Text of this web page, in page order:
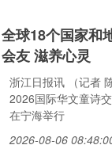
全球18个国家和
会友 滋养心灵
浙江日报讯 （记者
2026国际华文童诗
在宁海举行
2026-08-06